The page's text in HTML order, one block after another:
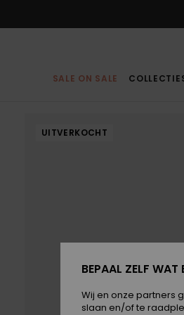
SALE ON SALE
UITVERKOCHT
BEPAAL ZELF WAT
Wij en onze partners
slaan en/of te